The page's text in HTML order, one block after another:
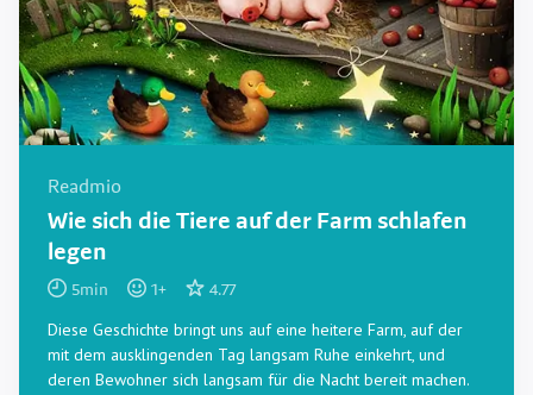
Readmio
Wie sich die Tiere auf der Farm schlafen
legen
5min 1+ 4.77
Diese Geschichte bringt uns auf eine heitere Farm, auf der
mit dem ausklingenden Tag langsam Ruhe einkehrt, und
deren Bewohner sich langsam für die Nacht bereit machen.